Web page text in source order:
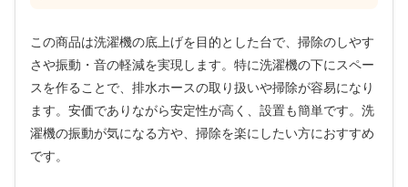
この商品は洗濯機の底上げを目的とした台で、掃除のしやす
さや振動・音の軽減を実現します。特に洗濯機の下にスペー
スを作ることで、排水ホースの取り扱いや掃除が容易になり
ます。安価でありながら安定性が高く、設置も簡単です。洗
濯機の振動が気になる方や、掃除を楽にしたい方におすすめ
です。